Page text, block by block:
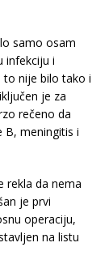
samo osam
infekciju i
to nije bilo tako i
je za
rečeno da
meningitis i
rekla da nema
je prvi
operaciju,
na listu